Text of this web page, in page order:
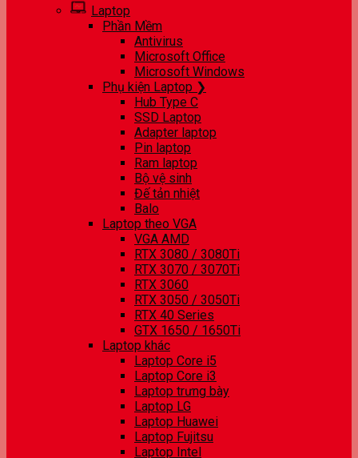
Laptop
Phần Mềm
Antivirus
Microsoft Office
Microsoft Windows
Phụ kiện Laptop ❯
Hub Type C
SSD Laptop
Adapter laptop
Pin laptop
Ram laptop
Bộ vệ sinh
Đế tản nhiệt
Balo
Laptop theo VGA
VGA AMD
RTX 3080 / 3080Ti
RTX 3070 / 3070Ti
RTX 3060
RTX 3050 / 3050Ti
RTX 40 Series
GTX 1650 / 1650Ti
Laptop khác
Laptop Core i5
Laptop Core i3
Laptop trưng bày
Laptop LG
Laptop Huawei
Laptop Fujitsu
Laptop Intel